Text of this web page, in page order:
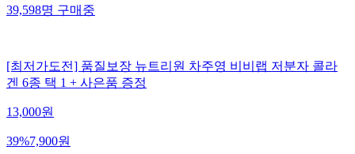
39,598명구매중
[최저가도전] 품질보장 뉴트리원 차주영 비비랩 저분자 콜라
겐 6종 택 1 + 사은품 증정
13,000원
39%7,900원